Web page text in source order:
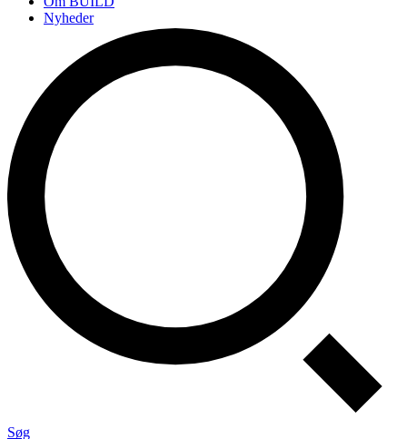
Nyheder
Arrangementer
Søg